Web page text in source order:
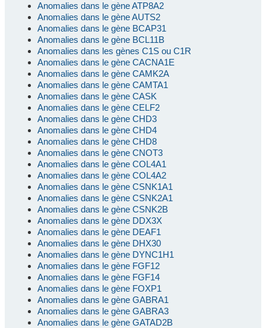
Anomalies dans le gène ATP8A2
Anomalies dans le gène AUTS2
Anomalies dans le gène BCAP31
Anomalies dans le gène BCL11B
Anomalies dans les gènes C1S ou C1R
Anomalies dans le gène CACNA1E
Anomalies dans le gène CAMK2A
Anomalies dans le gène CAMTA1
Anomalies dans le gène CASK
Anomalies dans le gène CELF2
Anomalies dans le gène CHD3
Anomalies dans le gène CHD4
Anomalies dans le gène CHD8
Anomalies dans le gène CNOT3
Anomalies dans le gène COL4A1
Anomalies dans le gène COL4A2
Anomalies dans le gène CSNK1A1
Anomalies dans le gène CSNK2A1
Anomalies dans le gène CSNK2B
Anomalies dans le gène DDX3X
Anomalies dans le gène DEAF1
Anomalies dans le gène DHX30
Anomalies dans le gène DYNC1H1
Anomalies dans le gène FGF12
Anomalies dans le gène FGF14
Anomalies dans le gène FOXP1
Anomalies dans le gène GABRA1
Anomalies dans le gène GABRA3
Anomalies dans le gène GATAD2B